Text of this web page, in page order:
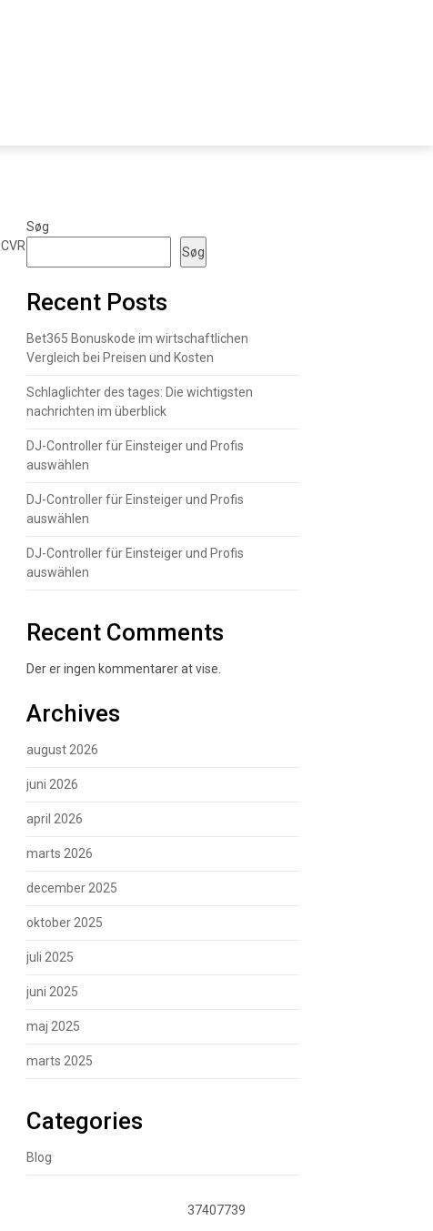
Søg
Søg
Recent Posts
Bet365 Bonuskode im wirtschaftlichen
Vergleich bei Preisen und Kosten
Schlaglichter des tages: Die wichtigsten
nachrichten im überblick
DJ-Controller für Einsteiger und Profis
auswählen
DJ-Controller für Einsteiger und Profis
auswählen
DJ-Controller für Einsteiger und Profis
auswählen
Recent Comments
Der er ingen kommentarer at vise.
Archives
august 2026
juni 2026
april 2026
marts 2026
december 2025
oktober 2025
juli 2025
juni 2025
maj 2025
marts 2025
Categories
Blog
CVR
37407739